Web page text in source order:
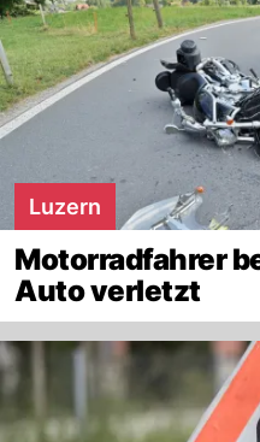
Luzern
Motorradfahrer
Auto verletzt